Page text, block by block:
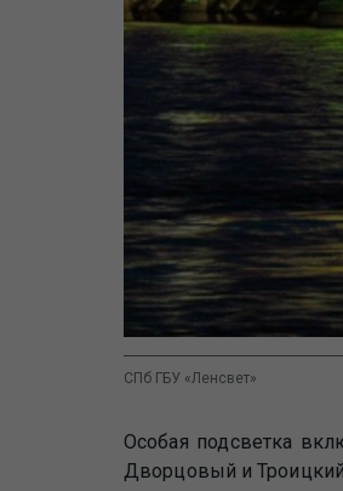
СПб ГБУ «Ленсвет»
Особая подсветка
Дворцовый и